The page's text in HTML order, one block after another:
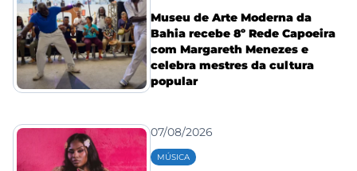
Museu de Arte Moderna da
Bahia recebe 8º Rede Capoeira
com Margareth Menezes e
celebra mestres da cultura
popular
07/08/2026
MÚSICA